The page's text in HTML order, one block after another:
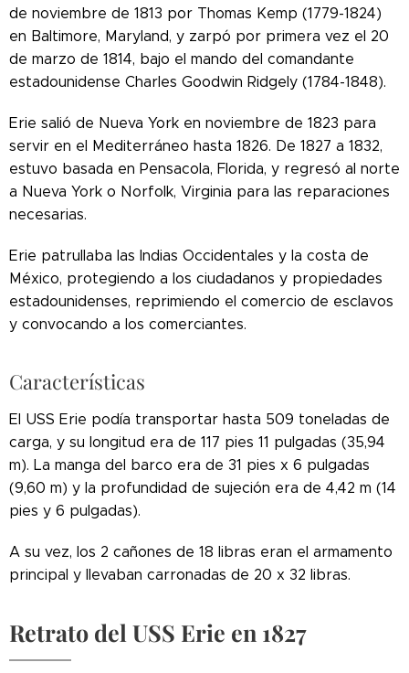
de noviembre de 1813 por Thomas Kemp (1779-1824)
en Baltimore, Maryland, y zarpó por primera vez el 20
de marzo de 1814, bajo el mando del comandante
estadounidense Charles Goodwin Ridgely (1784-1848).
Erie salió de Nueva York en noviembre de 1823 para
servir en el Mediterráneo hasta 1826. De 1827 a 1832,
estuvo basada en Pensacola, Florida, y regresó al norte
a Nueva York o Norfolk, Virginia para las reparaciones
necesarias.
Erie patrullaba las Indias Occidentales y la costa de
México, protegiendo a los ciudadanos y propiedades
estadounidenses, reprimiendo el comercio de esclavos
y convocando a los comerciantes.
Características
El USS Erie podía transportar hasta 509 toneladas de
carga, y su longitud era de 117 pies 11 pulgadas (35,94
m). La manga del barco era de 31 pies x 6 pulgadas
(9,60 m) y la profundidad de sujeción era de 4,42 m (14
pies y 6 pulgadas).
A su vez, los 2 cañones de 18 libras eran el armamento
principal y llevaban carronadas de 20 x 32 libras.
Retrato del USS Erie en 1827